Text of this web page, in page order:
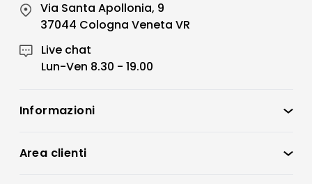
Via Santa Apollonia, 9
37044 Cologna Veneta VR
Live chat
Lun-Ven 8.30 - 19.00
Informazioni
Condizioni di vendita
Area clienti